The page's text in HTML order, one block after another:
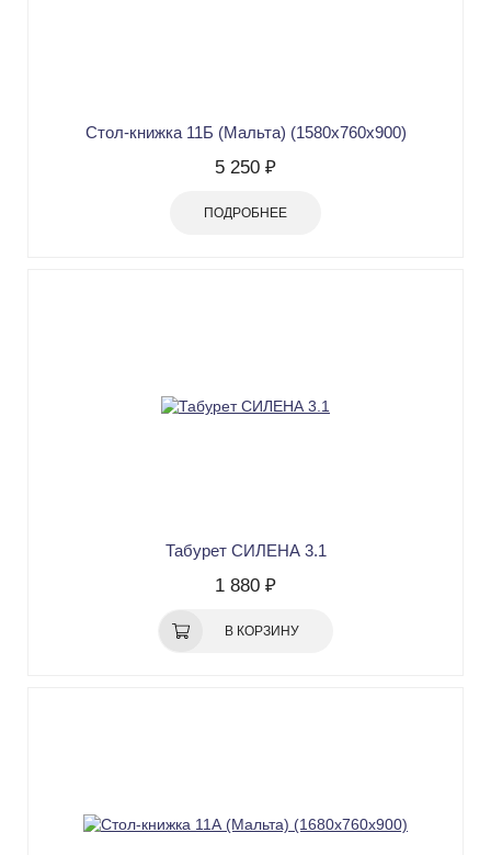
Стол-книжка 11Б (Мальта) (1580х760х900)
5 250 ₽
ПОДРОБНЕЕ
Табурет СИЛЕНА 3.1
1 880 ₽
В КОРЗИНУ